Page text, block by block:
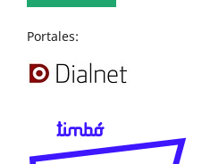
Portales: